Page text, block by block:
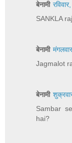
बेनामी
SANKLA
बेनामी
Jagmalot
बेनामी
Sambar
hai?